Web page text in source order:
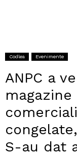
Codlea Evenimente
ANPC a
magazine
S-au dat